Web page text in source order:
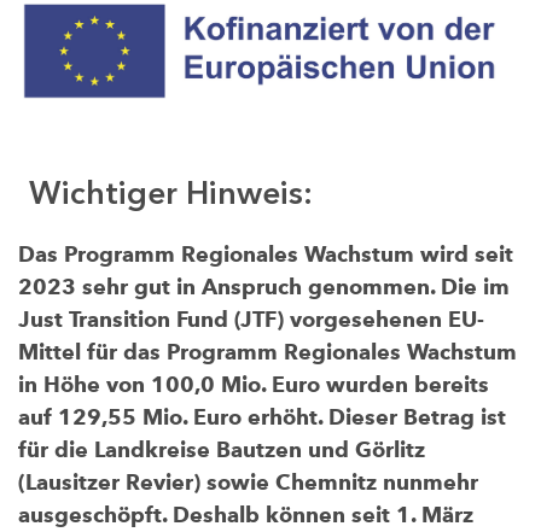
Wichtiger Hinweis:
Das Programm Regionales Wachstum wird seit
2023 sehr gut in Anspruch genommen. Die im
Just Transition Fund (JTF) vorgesehenen EU-
Mittel für das Programm Regionales Wachstum
in Höhe von 100,0 Mio. Euro wurden bereits
auf 129,55 Mio. Euro erhöht. Dieser Betrag ist
für die Landkreise Bautzen und Görlitz
(Lausitzer Revier) sowie Chemnitz nunmehr
ausgeschöpft. Deshalb können seit 1. März